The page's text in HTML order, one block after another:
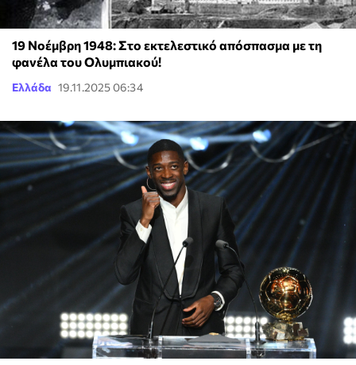
19 Νοέμβρη 1948: Στο εκτελεστικό απόσπασμα με τη
φανέλα του Ολυμπιακού!
Ελλάδα 19.11.2025 06:34